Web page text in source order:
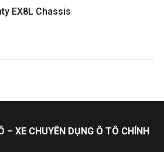
EX8L Chassis
– XE CHUYÊN DỤNG Ô TÔ CHÍNH